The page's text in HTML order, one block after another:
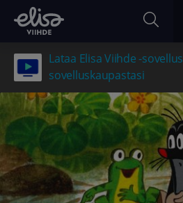
Lataa Elisa Viihde -sovellus
sovelluskaupastasi